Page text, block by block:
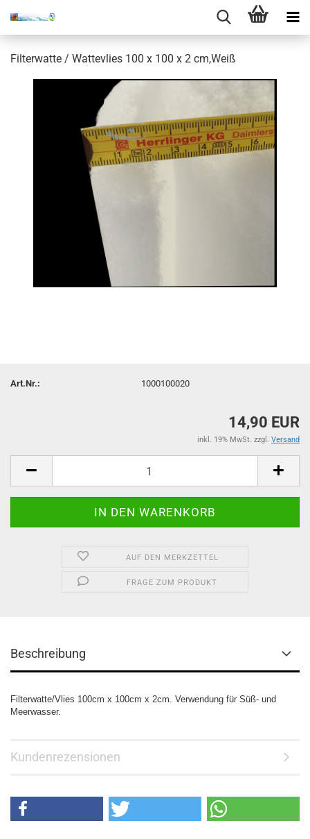
Filterwatte / Wattevlies 100 x 100 x 2 cm,Weiß
Art.Nr.: 1000100020
14,90 EUR
inkl. 19% MwSt. zzgl. Versand
AUF DEN MERKZETTEL
FRAGE ZUM PRODUKT
Beschreibung
Filterwatte/Vlies 100cm x 100cm x 2cm. Verwendung für Süß- und
Meerwasser.
Kundenrezensionen